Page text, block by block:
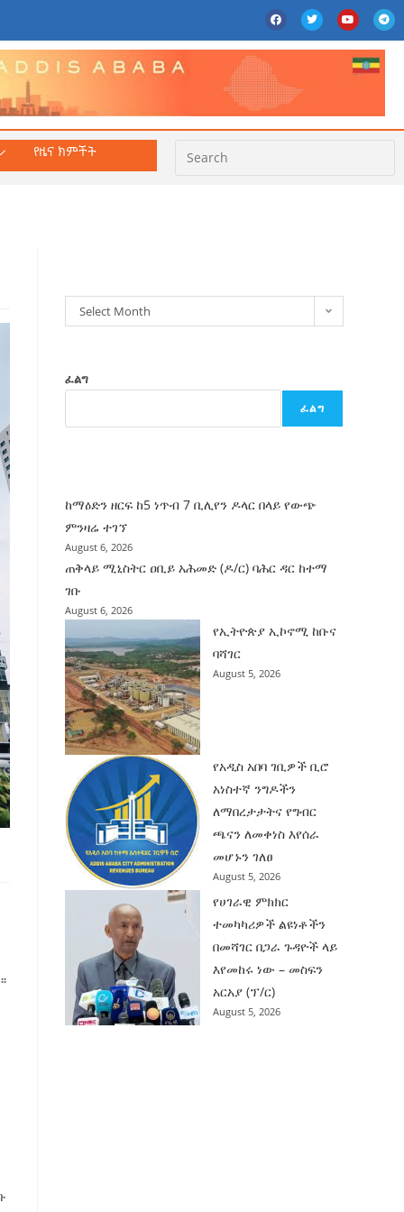
የዜና ክምችት
Select Month
ፈልግ
ፈልግ
ከማዕድን ዘርፍ ከ5 ነጥብ 7 ቢሊየን ዶላር በላይ የውጭ
ምንዛሬ ተገኘ
August 6, 2026
ጠቅላይ ሚኒስትር ዐቢይ አሕመድ (ዶ/ር) ባሕር ዳር ከተማ
ገቡ
August 6, 2026
የኢትዮጵያ ኢኮኖሚ ከቡና
ባሻገር
August 5, 2026
የአዲስ አበባ ገቢዎች ቢሮ
አነስተኛ ንግዶችን
ለማበረታታትና የግብር
ጫናን ለመቀነስ እየሰራ
መሆኑን ገለፀ
August 5, 2026
የሀገራዊ ምክክር
ተመካካሪዎች ልዩነቶችን
በመሻገር በጋራ ጉዳዮች ላይ
እየመከሩ ነው – መስፍን
አርአያ (ፕ/ር)
August 5, 2026